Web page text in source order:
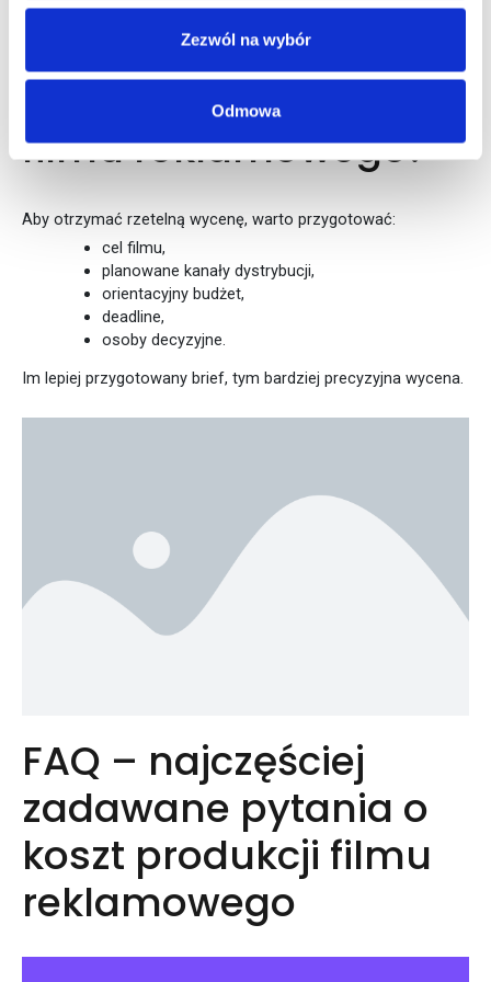
Zezwól na wybór
Odmowa
Jak przygotować się
do wyceny produkcji
filmu reklamowego?
Aby otrzymać rzetelną wycenę, warto przygotować:
cel filmu,
planowane kanały dystrybucji,
orientacyjny budżet,
deadline,
osoby decyzyjne.
Im lepiej przygotowany brief, tym bardziej precyzyjna wycena.
FAQ – najczęściej
zadawane pytania o
koszt produkcji filmu
reklamowego